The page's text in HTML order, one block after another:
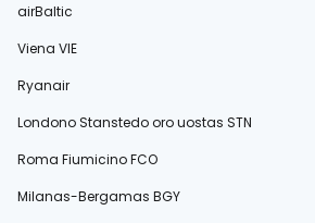
airBaltic
Viena VIE
Ryanair
Londono Stanstedo oro uostas STN
Roma Fiumicino FCO
Milanas-Bergamas BGY